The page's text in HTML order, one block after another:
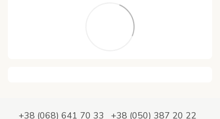
+38 (068) 641 70 33 +38 (050) 387 20 22